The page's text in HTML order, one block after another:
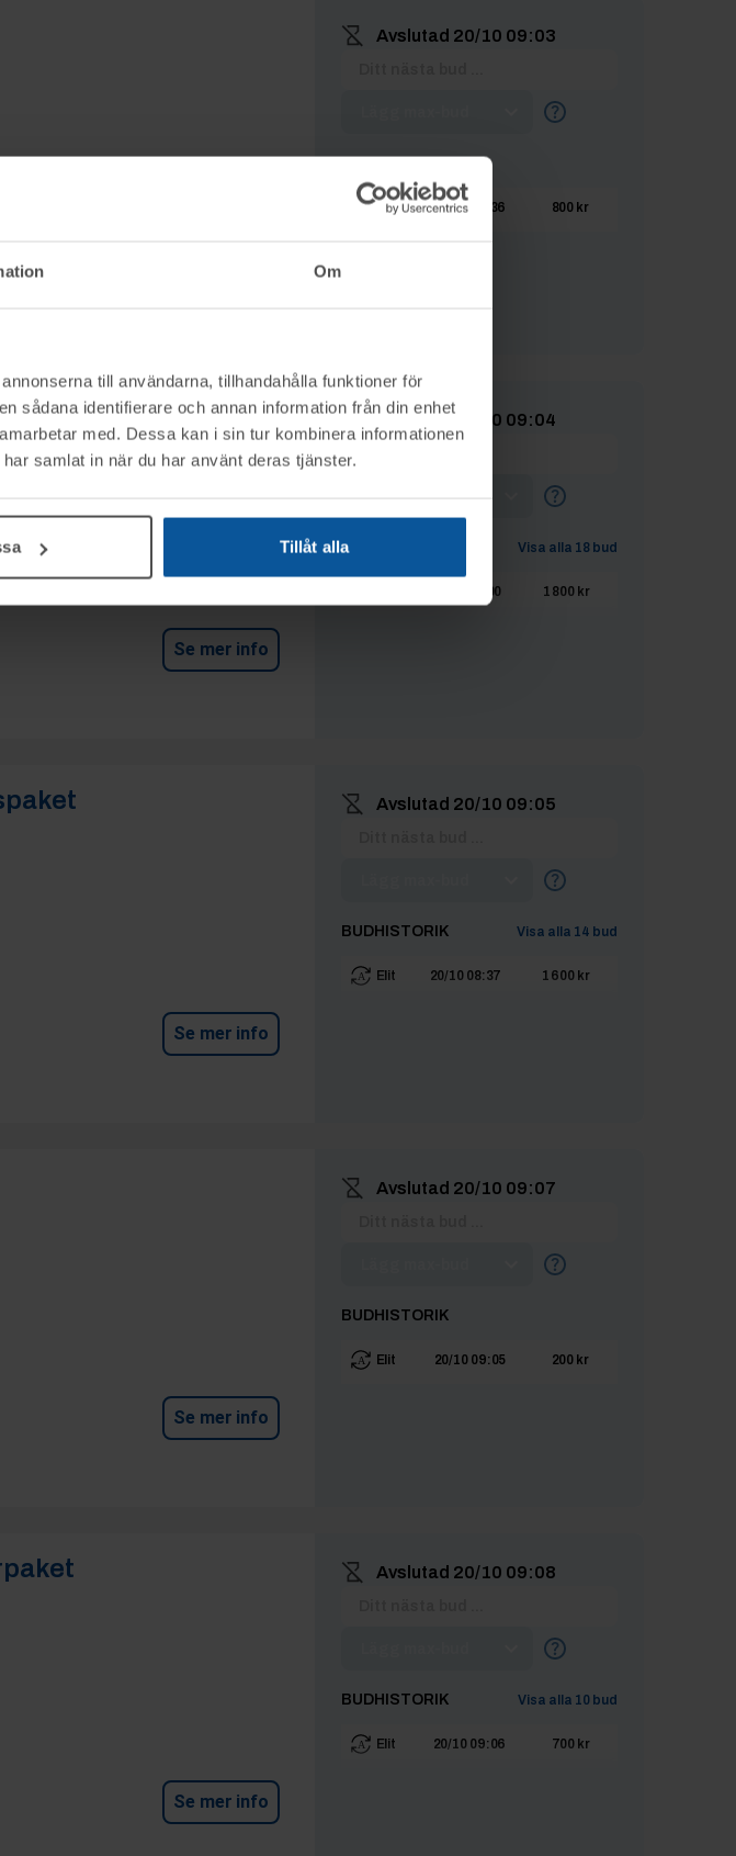
Om
till användarna, tillhandahålla funktioner för
sådana identifierare och annan information från din enhet
med. Dessa kan i sin tur kombinera informationen
samlat in när du har använt deras tjänster.
Tillåt alla
Avslutad 20/10 09:03
Elit 20/10 08:36 800 kr
Se mer info
Avslutad20/10 09:04
Lägg max-bud
BUDHISTORIK Visa alla 18 bud
20/10 09:00 1 800 kr
Se mer info
Avslutad 20/10 09:05
BUDHISTORIK Visa alla 14 bud
Elit 20/10 08:37 1 600 kr
Se mer info
Avslutad 20/10 09:07
BUDHISTORIK
Elit 20/10 09:05 200 kr
Se mer info
Avslutad 20/10 09:08
BUDHISTORIK Visa alla 10 bud
Elit 20/10 09:06 700 kr